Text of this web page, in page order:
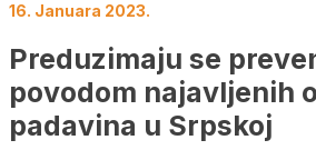
16. Januara 2023.
Preduzimaju se
povodom najavljenih
padavina u Srpskoj